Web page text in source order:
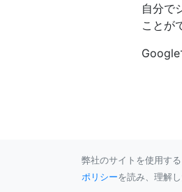
自分で
ことが
Google
弊社のサイトを使用す
ポリシーを読み、理解